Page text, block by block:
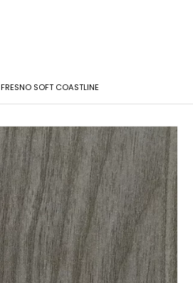
FRESNO SOFT COASTLINE